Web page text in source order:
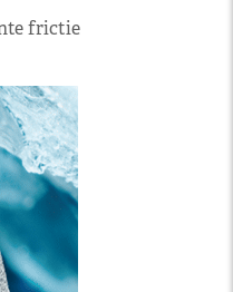
frictie